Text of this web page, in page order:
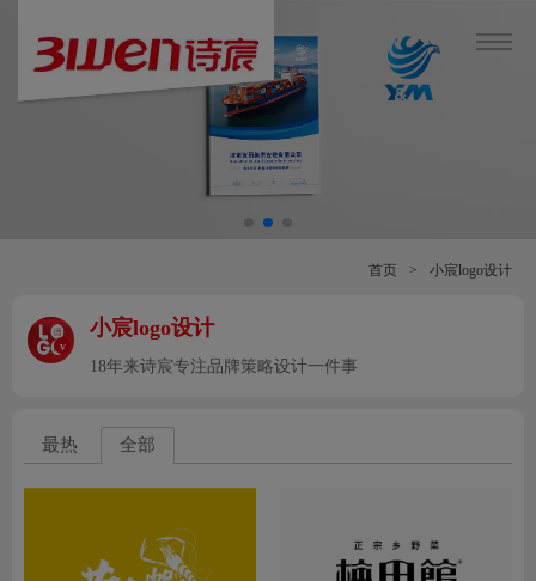
首页 > 小宸logo设计
v
小宸logo设计
18年来诗宸专注品牌策略设计一件事
最热 全部